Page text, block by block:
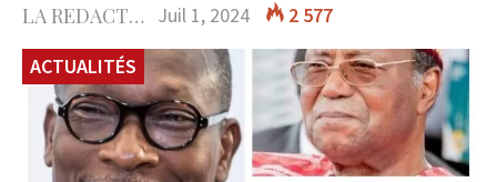
LA REDACTION Juil 1, 2024
2 577
ACTUALITÉS